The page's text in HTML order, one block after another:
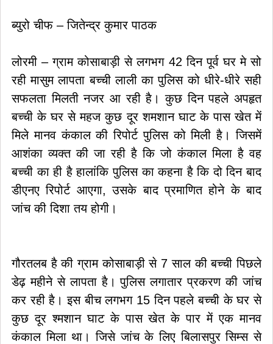
ब्युरो चीफ – जितेन्द्र कुमार पाठक
लोरमी – ग्राम कोसाबाड़ी से लगभग 42 दिन पूर्व घर मे सो
रही मासुम लापता बच्ची लाली का पुलिस को धीरे-धीरे सही
सफलता मिलती नजर आ रही है। कुछ दिन पहले अपहृत
बच्ची के घर से महज कुछ दूर शमशान घाट के पास खेत में
मिले मानव कंकाल की रिपोर्ट पुलिस को मिली है। जिसमें
आशंका व्यक्त की जा रही है कि जो कंकाल मिला है वह
बच्ची का ही है हालांकि पुलिस का कहना है कि दो दिन बाद
डीएनए रिपोर्ट आएगा, उसके बाद प्रमाणित होने के बाद
जांच की दिशा तय होगी।
गौरतलब है की ग्राम कोसाबाड़ी से 7 साल की बच्ची पिछले
डेढ़ महीने से लापता है। पुलिस लगातार प्रकरण की जांच
कर रही है। इस बीच लगभग 15 दिन पहले बच्ची के घर से
कुछ दूर श्मशान घाट के पास खेत के पार में एक मानव
कंकाल मिला था। जिसे जांच के लिए बिलासपुर सिम्स से